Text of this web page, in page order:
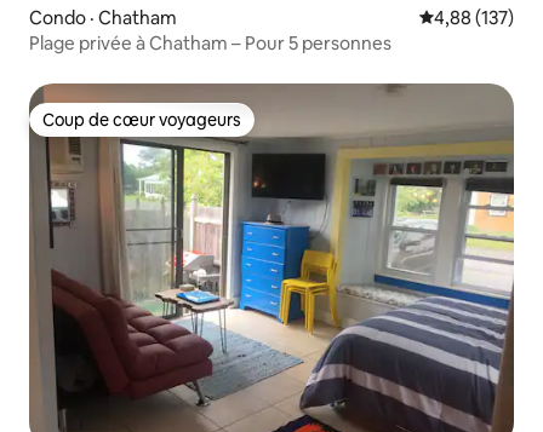
Condo · Chatham Note
4,88 (137)
Plage privée à Chatham – Pour 5 personnes
Coup de cœur voyageurs
Coup de cœur voyageurs